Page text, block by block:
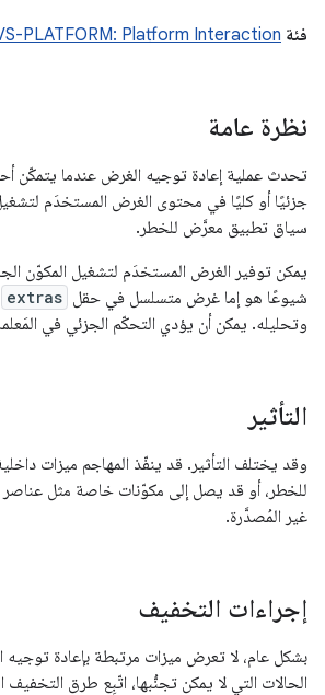
فئة OWASP: PLATFORM: Platform Interaction
نظرة عامة
تحدث عملية إعادة توجيه الغرض عندما يتمكّن
جزئيًا أو كليًا في محتوى الغرض المستخدَم
سياق تطبيق معرَّض للخطر.
يمكن توفير الغرض المستخدَم لتشغيل المكوّن
شيوعًا هو إما غرض متسلسل في حقل extras
وتحليله. يمكن أن يؤدي التحكّم الجزئي في
التأثير
وقد يختلف التأثير. قد ينفّذ المهاجم ميزات
غير المُصدَّرة.
إجراءات التخفيف
بشكل عام، لا تعرض ميزات مرتبطة بإعادة توجيه
الحالات التي لا يمكن تجنُّبها، اتّبِع طرق التخفيف